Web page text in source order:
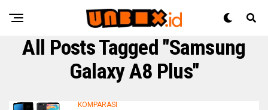
All Posts Tagged "Samsung
Galaxy A8 Plus"
KOMPARASI